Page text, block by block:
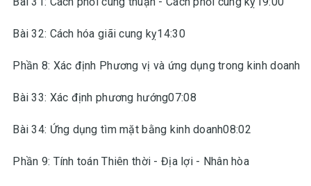
Bài 32: Cách hóa giãi cung kỵ14:30
Phần 8: Xác định Phương vị và ứng dụng trong kinh doanh
Bài 33: Xác định phương hướng07:08
Bài 34: Ứng dụng tìm mặt bằng kinh doanh08:02
Phần 9: Tính toán Thiên thời - Địa lợi - Nhân hòa